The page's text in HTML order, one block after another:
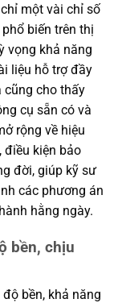
một vài chỉ số
biến trên thị
vọng khả năng
liệu hỗ trợ đầy
cũng cho thấy
cụ sẵn có và
rộng về hiệu
điều kiện bảo
đời, giúp kỹ sư
các phương án
hằng ngày.
bền, chịu
bền, khả năng